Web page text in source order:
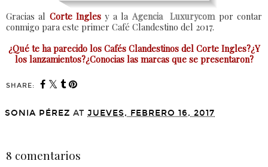
Gracias al Corte Ingles y a la Agencia Luxurycompor contar
conmigo para este primer Café Clandestino del 2017.
¿Qué te ha parecido los Cafés Clandestinos del Corte Ingles?¿Y
los lanzamientos?¿Conocias las marcas que se presentaron?
SHARE:
SONIA PÉREZ AT JUEVES, FEBRERO 16, 2017
8 comentarios